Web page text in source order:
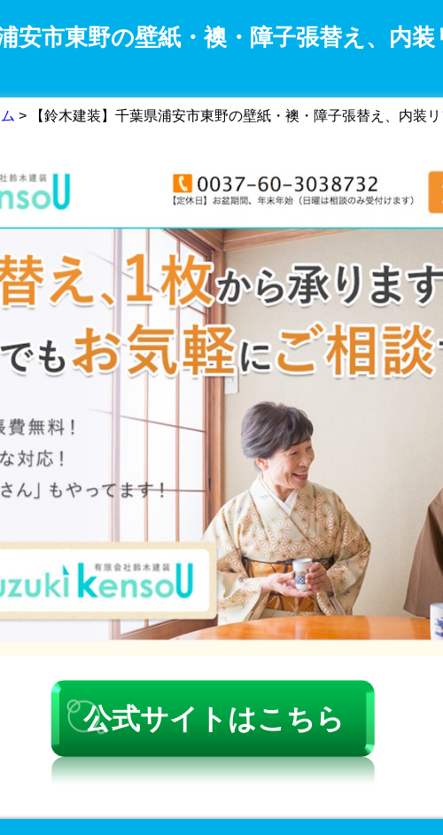
安市東野の壁紙・襖・障子張替え、内装
> 【鈴木建装】千葉県浦安市東野の壁紙・襖・障子張替え、内装
公式サイトはこちら